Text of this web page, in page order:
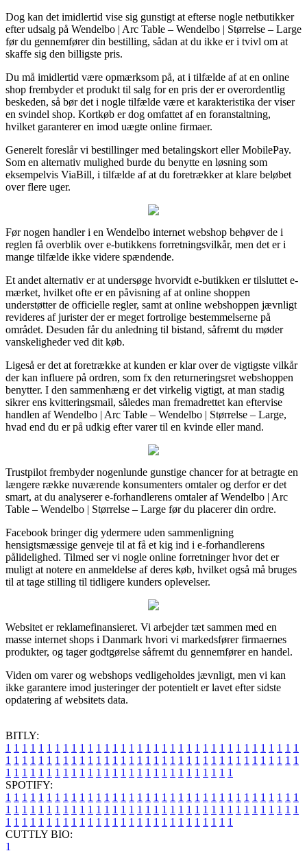
Dog kan det imidlertid vise sig gunstigt at efterse nogle netbutikker
efter udsalg på Wendelbo | Arc Table – Wendelbo | Størrelse – Large
før du gennemfører din bestilling, sådan at du ikke er i tvivl om at
skaffe sig den billigste pris.
Du må imidlertid være opmærksom på, at i tilfælde af at en online
shop frembyder et produkt til salg for en pris der er overordentlig
beskeden, så bør det i nogle tilfælde være et karakteristika der viser
en svindel shop. Kortkøb er dog omfattet af en foranstaltning,
hvilket garanterer en imod uægte online firmaer.
Generelt foreslår vi bestillinger med betalingskort eller MobilePay.
Som en alternativ mulighed burde du benytte en løsning som
eksempelvis ViaBill, i tilfælde af at du foretrækker at klare beløbet
over flere uger.
Før nogen handler i en Wendelbo internet webshop behøver de i
reglen få overblik over e-butikkens forretningsvilkår, men det er i
mange tilfælde ikke videre spændende.
Et andet alternativ er at undersøge hvorvidt e-butikken er tilsluttet e-
mærket, hvilket ofte er en påvisning af at online shoppen
understøtter de officielle regler, samt at online webshoppen jævnligt
revideres af jurister der er meget fortrolige bestemmelserne på
området. Desuden får du anledning til bistand, såfremt du møder
vanskeligheder ved dit køb.
Ligeså er det at foretrække at kunden er klar over de vigtigste vilkår
der kan influere på ordren, som fx den returneringsret webshoppen
benytter. I den sammenhæng er det virkelig vigtigt, at man stadig
sikrer ens kvitteringsmail, således man fremadrettet kan eftervise
handlen af Wendelbo | Arc Table – Wendelbo | Størrelse – Large,
hvad end du er på udkig efter varer til en kvinde eller mand.
Trustpilot frembyder nogenlunde gunstige chancer for at betragte en
længere række nuværende konsumenters omtaler og derfor er det
smart, at du analyserer e-forhandlerens omtaler af Wendelbo | Arc
Table – Wendelbo | Størrelse – Large før du placerer din ordre.
Facebook bringer dig ydermere uden sammenligning
hensigtsmæssige genveje til at få et kig ind i e-forhandlerens
pålidelighed. Tilmed ser vi nogle online forretninger hvor det er
muligt at notere en anmeldelse af deres køb, hvilket også må bruges
til at tage stilling til tidligere kunders oplevelser.
Websitet er reklamefinansieret. Vi arbejder tæt sammen med en
masse internet shops i Danmark hvori vi markedsfører firmaernes
produkter, og tager godtgørelse såfremt du gennemfører en handel.
Viden om varer og webshops vedligeholdes jævnligt, men vi kan
ikke garantere imod justeringer der potentielt er lavet efter sidste
opdatering af websitets data.
BITLY:
1 1 1 1 1 1 1 1 1 1 1 1 1 1 1 1 1 1 1 1 1 1 1 1 1 1 1 1 1 1 1 1 1 1 1 1
1 1 1 1 1 1 1 1 1 1 1 1 1 1 1 1 1 1 1 1 1 1 1 1 1 1 1 1 1 1 1 1 1 1 1 1
1 1 1 1 1 1 1 1 1 1 1 1 1 1 1 1 1 1 1 1 1 1 1 1 1 1 1 1
SPOTIFY:
1 1 1 1 1 1 1 1 1 1 1 1 1 1 1 1 1 1 1 1 1 1 1 1 1 1 1 1 1 1 1 1 1 1 1 1
1 1 1 1 1 1 1 1 1 1 1 1 1 1 1 1 1 1 1 1 1 1 1 1 1 1 1 1 1 1 1 1 1 1 1 1
1 1 1 1 1 1 1 1 1 1 1 1 1 1 1 1 1 1 1 1 1 1 1 1 1 1 1 1
CUTTLY BIO:
1